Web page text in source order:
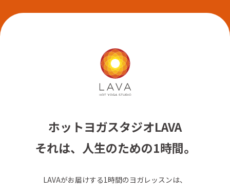
ホットヨガスタジオLAVA
それは、人生のための1時間。
LAVAがお届けする1時間のヨガレッスンは、